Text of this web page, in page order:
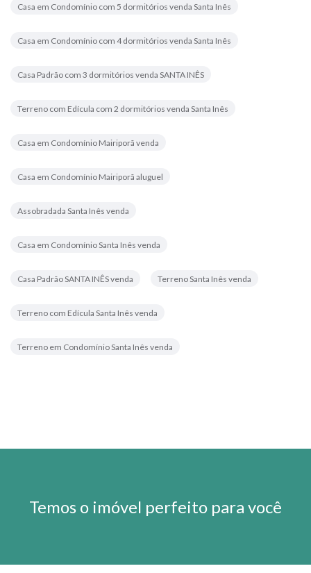
Casa em Condomínio com 5 dormitórios venda Santa Inês
Casa em Condomínio com 4 dormitórios venda Santa Inês
Casa Padrão com 3 dormitórios venda SANTA INÊS
Terreno com Edícula com 2 dormitórios venda Santa Inês
Casa em Condomínio Mairiporã venda
Casa em Condomínio Mairiporã aluguel
Assobradada Santa Inês venda
Casa em Condomínio Santa Inês venda
Casa Padrão SANTA INÊS venda Terreno Santa Inês venda
Terreno com Edícula Santa Inês venda
Terreno em Condomínio Santa Inês venda
Temos o imóvel perfeito para você